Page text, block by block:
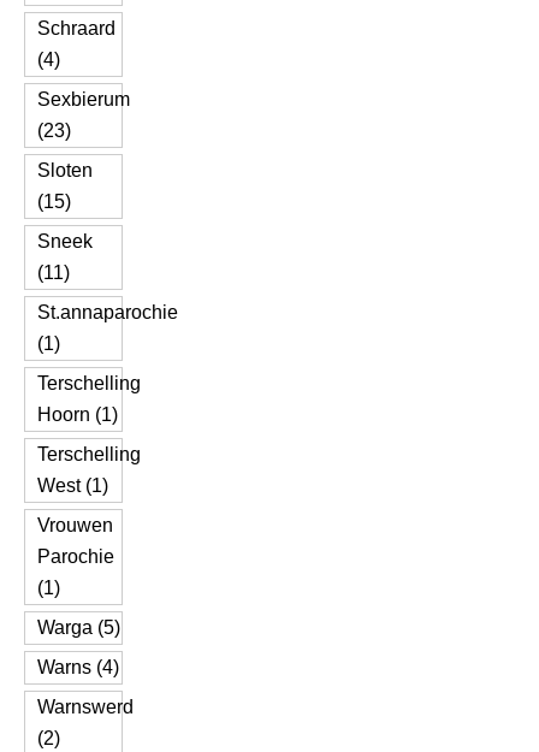
Schraard
(4)
Sexbierum
(23)
Sloten
(15)
Sneek
(11)
St.annaparochie
(1)
Terschelling
Hoorn (1)
Terschelling
West (1)
Vrouwen
Parochie
(1)
Warga (5)
Warns (4)
Warnswerd
(2)